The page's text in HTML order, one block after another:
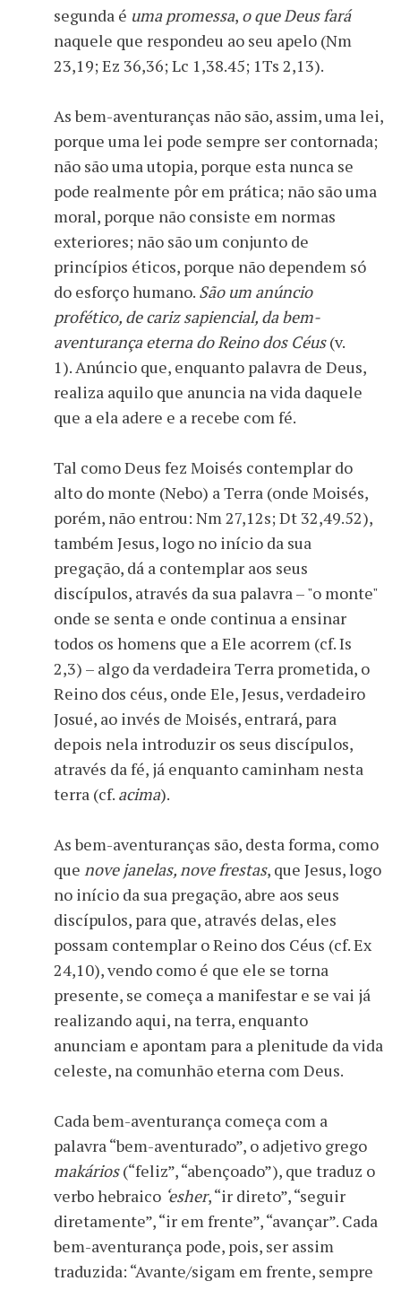
segunda é uma promessa, o que Deus fará
naquele que respondeu ao seu apelo (Nm
23,19; Ez 36,36; Lc 1,38.45; 1Ts 2,13).
As bem-aventuranças não são, assim, uma lei,
porque uma lei pode sempre ser contornada;
não são uma utopia, porque esta nunca se
pode realmente pôr em prática; não são uma
moral, porque não consiste em normas
exteriores; não são um conjunto de
princípios éticos, porque não dependem só
do esforço humano. São um anúncio
profético, de cariz sapiencial, da bem-
aventurança eterna do Reino dos Céus(v.
1). Anúncio que, enquanto palavra de Deus,
realiza aquilo que anuncia na vida daquele
que a ela adere e a recebe com fé.
Tal como Deus fez Moisés contemplar do
alto do monte (Nebo) a Terra (onde Moisés,
porém, não entrou: Nm 27,12s; Dt 32,49.52),
também Jesus, logo no início da sua
pregação, dá a contemplar aos seus
discípulos, através da sua palavra – "o monte"
onde se senta e onde continua a ensinar
todos os homens que a Ele acorrem (cf. Is
2,3) – algo da verdadeira Terra prometida, o
Reino dos céus, onde Ele, Jesus, verdadeiro
Josué, ao invés de Moisés, entrará, para
depois nela introduzir os seus discípulos,
através da fé, já enquanto caminham nesta
terra (cf. acima).
As bem-aventuranças são, desta forma, como
que nove janelas, nove frestas, que Jesus, logo
no início da sua pregação, abre aos seus
discípulos, para que, através delas, eles
possam contemplar o Reino dos Céus (cf. Ex
24,10), vendo como é que ele se torna
presente, se começa a manifestar e se vai já
realizando aqui, na terra, enquanto
anunciam e apontam para a plenitude da vida
celeste, na comunhão eterna com Deus.
Cada bem-aventurança começa com a
palavra “bem-aventurado”, o adjetivo grego
makários(“feliz”, “abençoado”), que traduz o
verbo hebraico ‘esher, “ir direto”, “seguir
diretamente”, “ir em frente”, “avançar”. Cada
bem-aventurança pode, pois, ser assim
traduzida: “Avante/sigam em frente, sempre